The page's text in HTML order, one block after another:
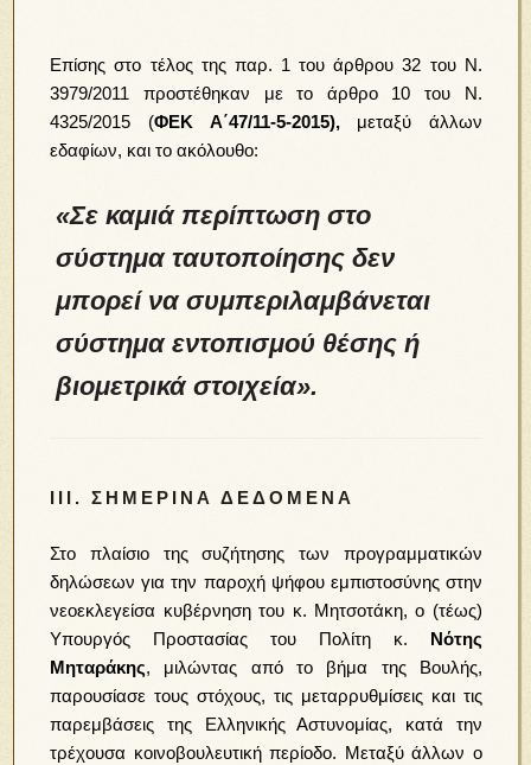
Επίσης στο τέλος της παρ. 1 του άρθρου 32 του Ν.
3979/2011 προστέθηκαν με το άρθρο 10 του Ν.
4325/2015 (ΦΕΚ Α΄47/11-5-2015),μεταξύ άλλων
εδαφίων, και το ακόλουθο:
«Σε καμιά περίπτωση στο
σύστημα ταυτοποίησης δεν
μπορεί να συμπεριλαμβάνεται
σύστημα εντοπισμού θέσης ή
βιομετρικά στοιχεία».
III. ΣΗΜΕΡΙΝΆ ΔΕΔΟΜΈΝΑ
Στο πλαίσιο της συζήτησης των προγραμματικών
δηλώσεων για την παροχή ψήφου εμπιστοσύνης στην
νεοεκλεγείσα κυβέρνηση του κ. Μητσοτάκη, ο (τέως)
Υπουργός Προστασίας του Πολίτη κ. Νότης
Μηταράκης, μιλώντας από το βήμα της Βουλής,
παρουσίασε τους στόχους, τις μεταρρυθμίσεις και τις
παρεμβάσεις της Ελληνικής Αστυνομίας, κατά την
τρέχουσα κοινοβουλευτική περίοδο. Μεταξύ άλλων ο